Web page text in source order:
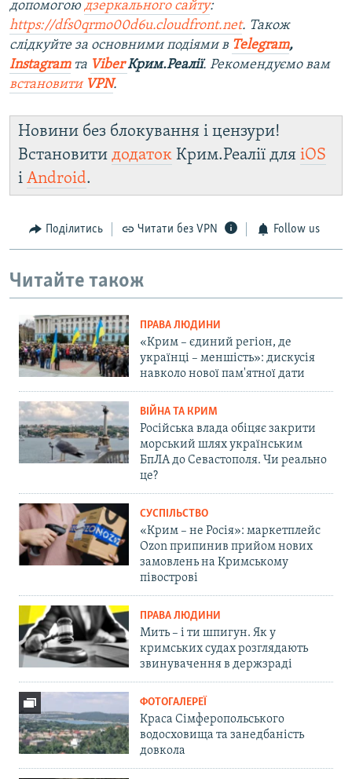
допомогою дзеркального сайту:
https://dfs0qrmo00d6u.cloudfront.net. Також
слідкуйте за основними подіями в Telegram,
Instagramта ViberКрим.Реалії. Рекомендуємо вам
встановити VPN.
Новини без блокування і цензури!
Встановити додаток Крим.Реалії для iOS
і Android.
Поділитись Читати без VPN Follow us
Читайте також
ПРАВА ЛЮДИНИ
«Крим – єдиний регіон, де
українці – меншість»: дискусія
навколо нової пам'ятної дати
ВІЙНА ТА КРИМ
Російська влада обіцяє закрити
морський шлях українським
БпЛА до Севастополя. Чи реально
це?
СУСПІЛЬСТВО
«Крим – не Росія»: маркетплейс
Ozon припинив прийом нових
замовлень на Кримському
півострові
ПРАВА ЛЮДИНИ
Мить – і ти шпигун. Як у
кримських судах розглядають
звинувачення в держзраді
ФОТОГАЛЕРЕЇ
Краса Сімферопольського
водосховища та занедбаність
довкола